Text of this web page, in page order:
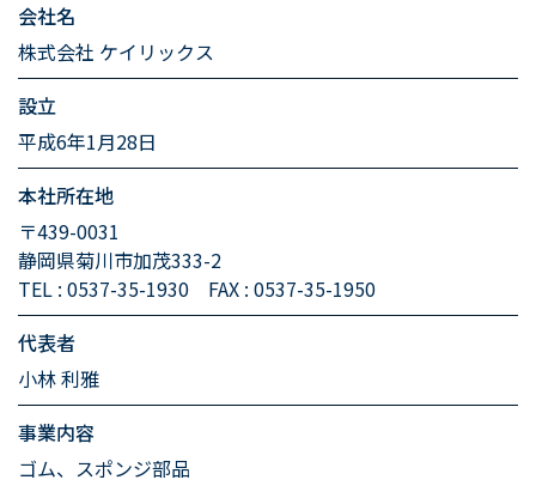
会社名
株式会社 ケイリックス
設立
平成6年1月28日
本社所在地
〒439-0031
静岡県菊川市加茂333-2
TEL : 0537-35-1930 FAX : 0537-35-1950
代表者
小林 利雅
事業内容
ゴム、スポンジ部品